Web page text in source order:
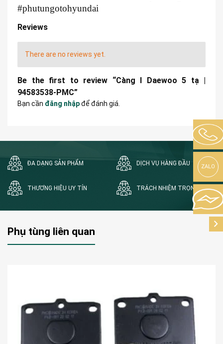
#phutungotohyundai
Reviews
There are no reviews yet.
Be the first to review “Càng I Daewoo 5 tạ |
94583538-PMC”
Bạn cần đăng nhậpđể đánh giá.
ĐA DẠNG SẢN PHẨM DỊCH VỤ HÀNG ĐẦU
THƯƠNG HIỆU UY TÍN TRÁCH NHIỆM TRỌN ĐỜI
Phụ tùng liên quan
ZALO